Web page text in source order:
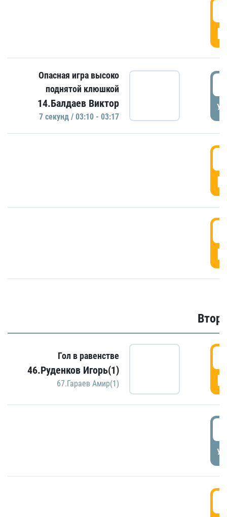
Опасная игра высоко
поднятой клюшкой
14.Балдаев Виктор
7 секунд / 03:10 - 03:17
Гол в равенстве
46.Руденков Игорь(1)
67.Гараев Амир(1)